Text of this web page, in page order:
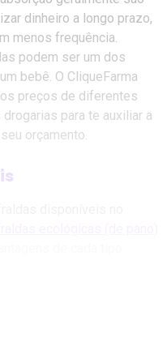
dinheiro a longo prazo,
menos frequência.
podem ser um dos
bebê. O CliqueFarma
preços de diferentes
para te auxiliar a
orçamento.
materiais absorventes, e